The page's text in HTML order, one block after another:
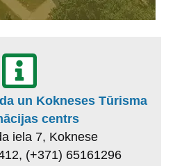
un Kokneses Tūrisma
centrs
iela 7, Koknese
(+371) 65161296